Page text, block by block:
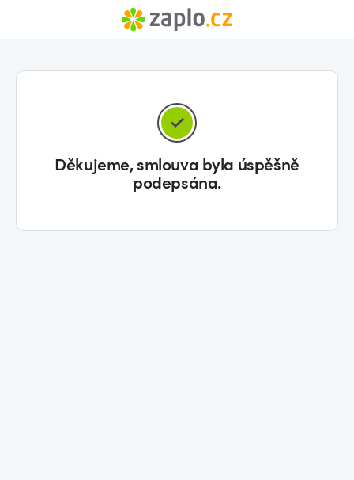
Děkujeme, smlouva byla úspěšně
podepsána.